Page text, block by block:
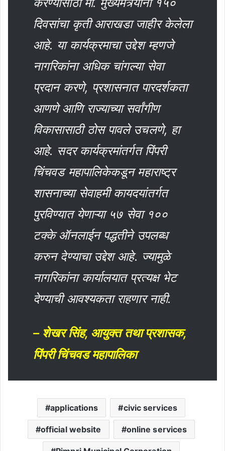
दिवसांचा कृती आराखडा जाहीर केलेला
आहे. या कार्यक्रमाचा उद्देश म्हणजे
नागरिकांना अधिक चांगल्या सेवा
प्रदान करणे, प्रशासनात पारदर्शकता
आणणे आणि राज्याच्या सर्वांगीण
विकासासाठी ठोस पावले उचलणे, हा
आहे. सदर कार्यक्रमांतर्गत पिंपरी
चिंचवड महापालिकेकडून महाराष्ट्र
शासनाच्या सेवाहमी कायदयांतर्गत
पुरविण्यात येणाऱ्या ५७ सेवा १००
टक्के ऑनलाईन पद्धतीने उपलब्ध
करुन देण्याचा उद्देश आहे. ज्यामुळे
नागरिकांना कार्यालयात प्रत्यक्ष भेट
देण्याची आवश्यकता राहणार नाही.
– शेखर सिंह, आयुक्त तथा प्रशासक,
पिंपरी चिंचवड महापालिका
applications civic services
official website online services